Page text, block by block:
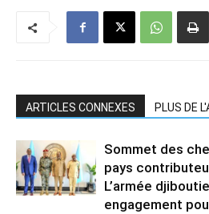
ARTICLES CONNEXES PLUS DE
Sommet des
pays
L’armée
engagement